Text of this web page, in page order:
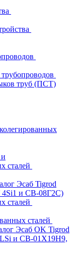
труб (ПСТ)
сталей
Эсаб Tigrod
4Si1 и СВ-08Г2С)
сталей
сталей
Эсаб OK Tigrod
и СВ-01Х19Н9,